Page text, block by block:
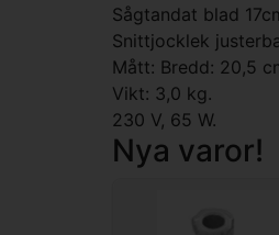
Sågtandat blad
Snittjocklek
Mått: Bredd: 20,5
Vikt: 3,0 kg.
230 V, 65 W.
Nya varor!